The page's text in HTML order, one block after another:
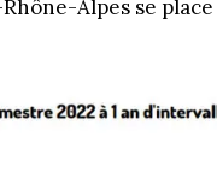
Alpes se place